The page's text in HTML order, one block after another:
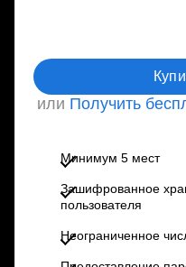
или Получить
Минимум 5 мест
Зашифрованное
пользователя
Неограниченное